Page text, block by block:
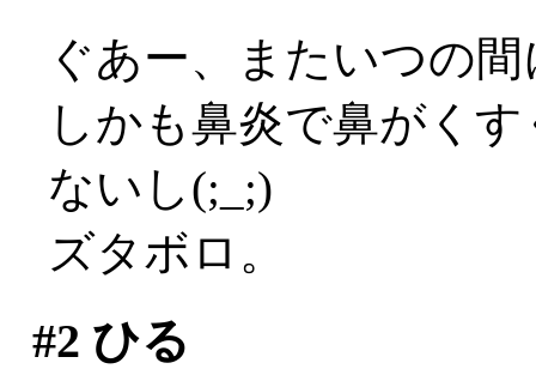
ぐあー、またいつの
しかも鼻炎で鼻がく
ないし(;_;)
ズタボロ。
#2 ひる